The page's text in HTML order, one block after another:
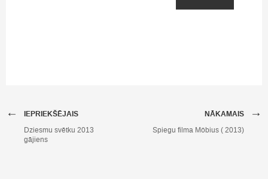
IEPRIEKŠĒJAIS
←
Dziesmu svētku 2013
gājiens
NĀKAMAIS →
Spiegu filma Möbius ( 2013)